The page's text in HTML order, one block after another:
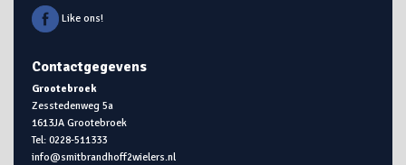
Like ons!
Contactgegevens
Grootebroek
Zesstedenweg 5a
1613JA Grootebroek
Tel: 0228-511333
info@smitbrandhoff2wielers.nl